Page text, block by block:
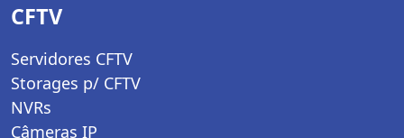
CFTV
Servidores CFTV
Storages p/ CFTV
NVRs
Câmeras IP